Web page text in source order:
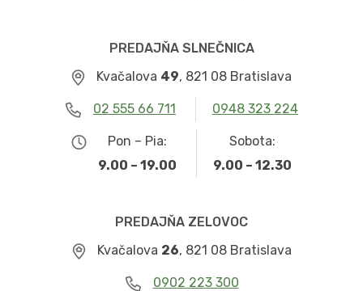
PREDAJŇA SLNEČNICA
Kvačalova 49, 821 08 Bratislava
02 555 66 711 0948 323 224
Pon – Pia:
9.00 – 19.00
Sobota:
9.00 – 12.30
PREDAJŇA ZELOVOC
Kvačalova 26, 821 08 Bratislava
0902 223 300